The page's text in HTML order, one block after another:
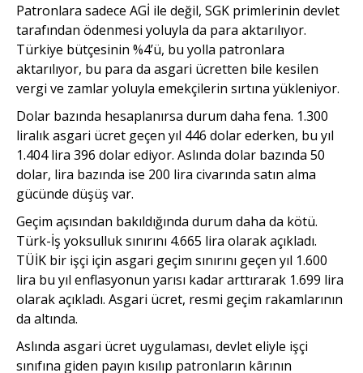
Patronlara sadece AGİ ile değil, SGK primlerinin devlet
tarafından ödenmesi yoluyla da para aktarılıyor.
Türkiye bütçesinin %4’ü, bu yolla patronlara
aktarılıyor, bu para da asgari ücretten bile kesilen
vergi ve zamlar yoluyla emekçilerin sırtına yükleniyor.
Dolar bazında hesaplanırsa durum daha fena. 1.300
liralık asgari ücret geçen yıl 446 dolar ederken, bu yıl
1.404 lira 396 dolar ediyor. Aslında dolar bazında 50
dolar, lira bazında ise 200 lira civarında satın alma
gücünde düşüş var.
Geçim açısından bakıldığında durum daha da kötü.
Türk-İş yoksulluk sınırını 4.665 lira olarak açıkladı.
TÜİK bir işçi için asgari geçim sınırını geçen yıl 1.600
lira bu yıl enflasyonun yarısı kadar arttırarak 1.699 lira
olarak açıkladı. Asgari ücret, resmi geçim rakamlarının
da altında.
Aslında asgari ücret uygulaması, devlet eliyle işçi
sınıfına giden payın kısılıp patronların kârının